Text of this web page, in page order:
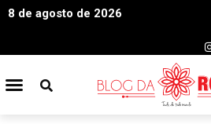
8 de agosto de 2026